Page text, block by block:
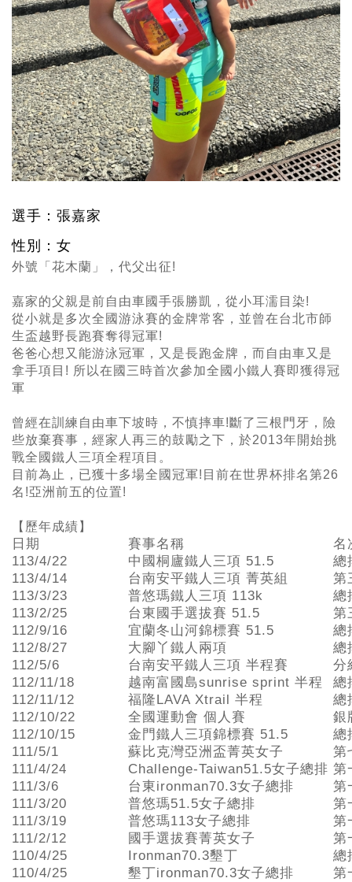
選手：張嘉家
性別：女
外號「花木蘭」，代父出征!
嘉家的父親是前自由車國手張勝凱，從小耳濡目染!
從小就是多次全國游泳賽的金牌常客，並曾在台北市師
生盃越野長跑賽奪得冠軍!
爸爸心想又能游泳冠軍，又是長跑金牌，而自由車又是
拿手項目! 所以在國三時首次參加全國小鐵人賽即獲得冠
軍
曾經在訓練自由車下坡時，不慎摔車!斷了三根門牙，險
些放棄賽事，經家人再三的鼓勵之下，於2013年開始挑
戰全國鐵人三項全程項目。
目前為止，已獲十多場全國冠軍!目前在世界杯排名第26
名!亞洲前五的位置!
【歷年成績】
日期 賽事名稱
名
113/4/22
中國桐廬鐵人三項 51.5
總
113/4/14
台南安平鐵人三項 菁英組
第
113/3/23
普悠瑪鐵人三項 113k
總
113/2/25
台東國手選拔賽 51.5
第
112/9/16
宜蘭冬山河錦標賽 51.5
總
112/8/27
大腳丫鐵人兩項
總
112/5/6
台南安平鐵人三項 半程賽
分
112/11/18
越南富國島sunrise sprint 半程
總
112/11/12
福隆LAVA Xtrail 半程
總
112/10/22
全國運動會 個人賽
銀
112/10/15
金門鐵人三項錦標賽 51.5
總
111/5/1
蘇比克灣亞洲盃菁英女子
第
111/4/24
Challenge-Taiwan51.5女子總排 第
111/3/6
台東ironman70.3女子總排
第
111/3/20
普悠瑪51.5女子總排
第
111/3/19
普悠瑪113女子總排
第
111/2/12
國手選拔賽菁英女子
第
110/4/25
Ironman70.3墾丁
總
110/4/25
墾丁ironman70.3女子總排
第